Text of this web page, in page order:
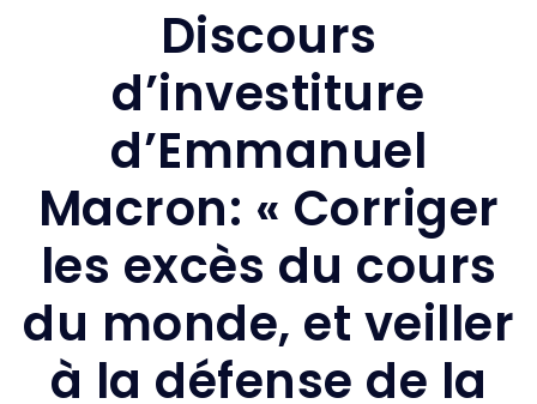
Discours
d’investiture
d’Emmanuel
Macron: « Corriger
les excès du cours
du monde, et veiller
à la défense de la